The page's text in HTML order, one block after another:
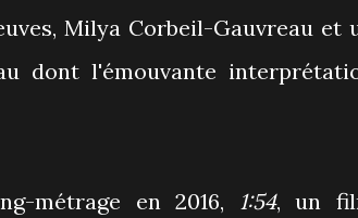
Milya Corbeil-Gauvreau et
dont l'émouvante
métrage en 2016, 1:54, un